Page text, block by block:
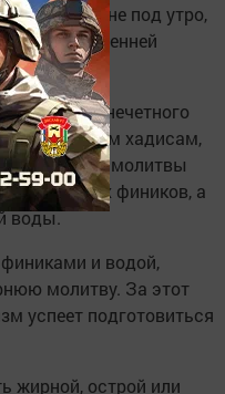
с ночи [а не под утро,
утренней
с воды и нечетного
достоверным хадисам,
вечерней молитвы
сушёных фиников, а
воды.
и водой,
молитву. За этот
успеет подготовиться
жирной, острой или